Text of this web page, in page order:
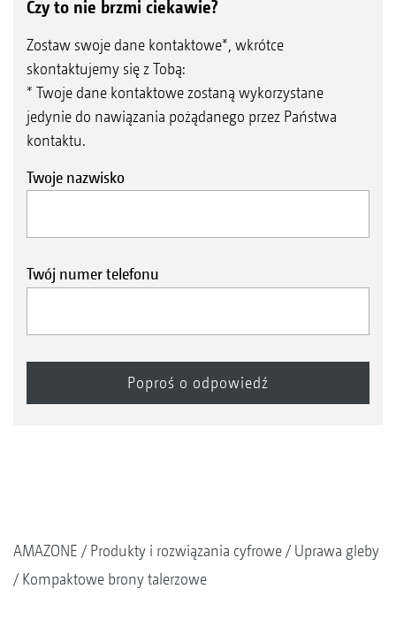
Czy to nie brzmi ciekawie?
Zostaw swoje dane kontaktowe*, wkrótce
skontaktujemy się z Tobą:
* Twoje dane kontaktowe zostaną wykorzystane
jedynie do nawiązania pożądanego przez Państwa
kontaktu.
Twoje nazwisko
Twój numer telefonu
AMAZONE Produkty i rozwiązania cyfrowe
Uprawa gleby
Kompaktowe brony talerzowe